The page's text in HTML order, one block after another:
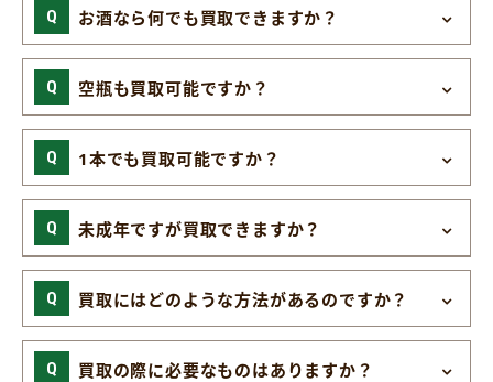
お酒なら何でも買取できますか？
空瓶も買取可能ですか？
1本でも買取可能ですか？
未成年ですが買取できますか？
買取にはどのような方法があるのですか？
買取の際に必要なものはありますか？